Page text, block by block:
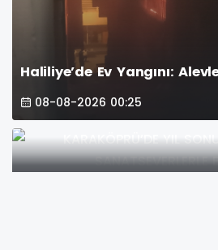
Haliliye’de Ev Yangını:
08-08-2026 00:25